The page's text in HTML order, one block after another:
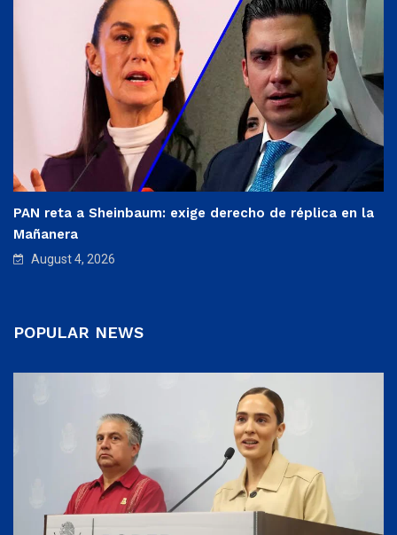
PAN reta a Sheinbaum: exige derecho de réplica en la
Mañanera
August 4, 2026
POPULAR NEWS